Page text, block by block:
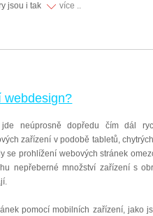
jsou i tak
více ..
webdesign?
jde neúprosně dopředu čím dál
zařízení v podobě tabletů,
se prohlížení webových stránek
nepřeberné množství zařízení s
pomocí mobilních zařízení, jako